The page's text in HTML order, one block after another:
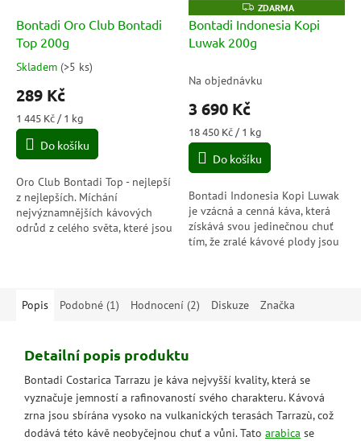
Bontadi Oro Club Bontadi
Top 200g
Průměrné
produktu
je
5,0
5
hvězdiček.
Skladem (>5 ks)
289 Kč
Měrná
cena:
1 445 Kč / 1 kg
Do košíku
Oro Club Bontadi Top - nejlepší
z nejlepších. Míchání
nejvýznamnějších kávových
odrůd z celého světa, které jsou
Z
D
A
R
M
ZDARMA
Bontadi Indonesia Kopi
Luwak 200g
Na objednávku
3 690 Kč
Měrná
cena:
18 450 Kč / 1 kg
Do košíku
Bontadi Indonesia Kopi Luwak
je vzácná a cenná káva, která
získává svou jedinečnou chuť
tím, že zralé kávové plody jsou
Popis Podobné (1) Hodnocení (2) Diskuze Značka
Detailní popis produktu
Bontadi Costarica Tarrazu je káva nejvyšší kvality, která se
vyznačuje jemností a rafinovaností svého charakteru. Kávová
zrna jsou sbírána vysoko na vulkanických terasách Tarrazù, což
dodává této kávě neobyčejnou chuť a vůni. Tato arabica se